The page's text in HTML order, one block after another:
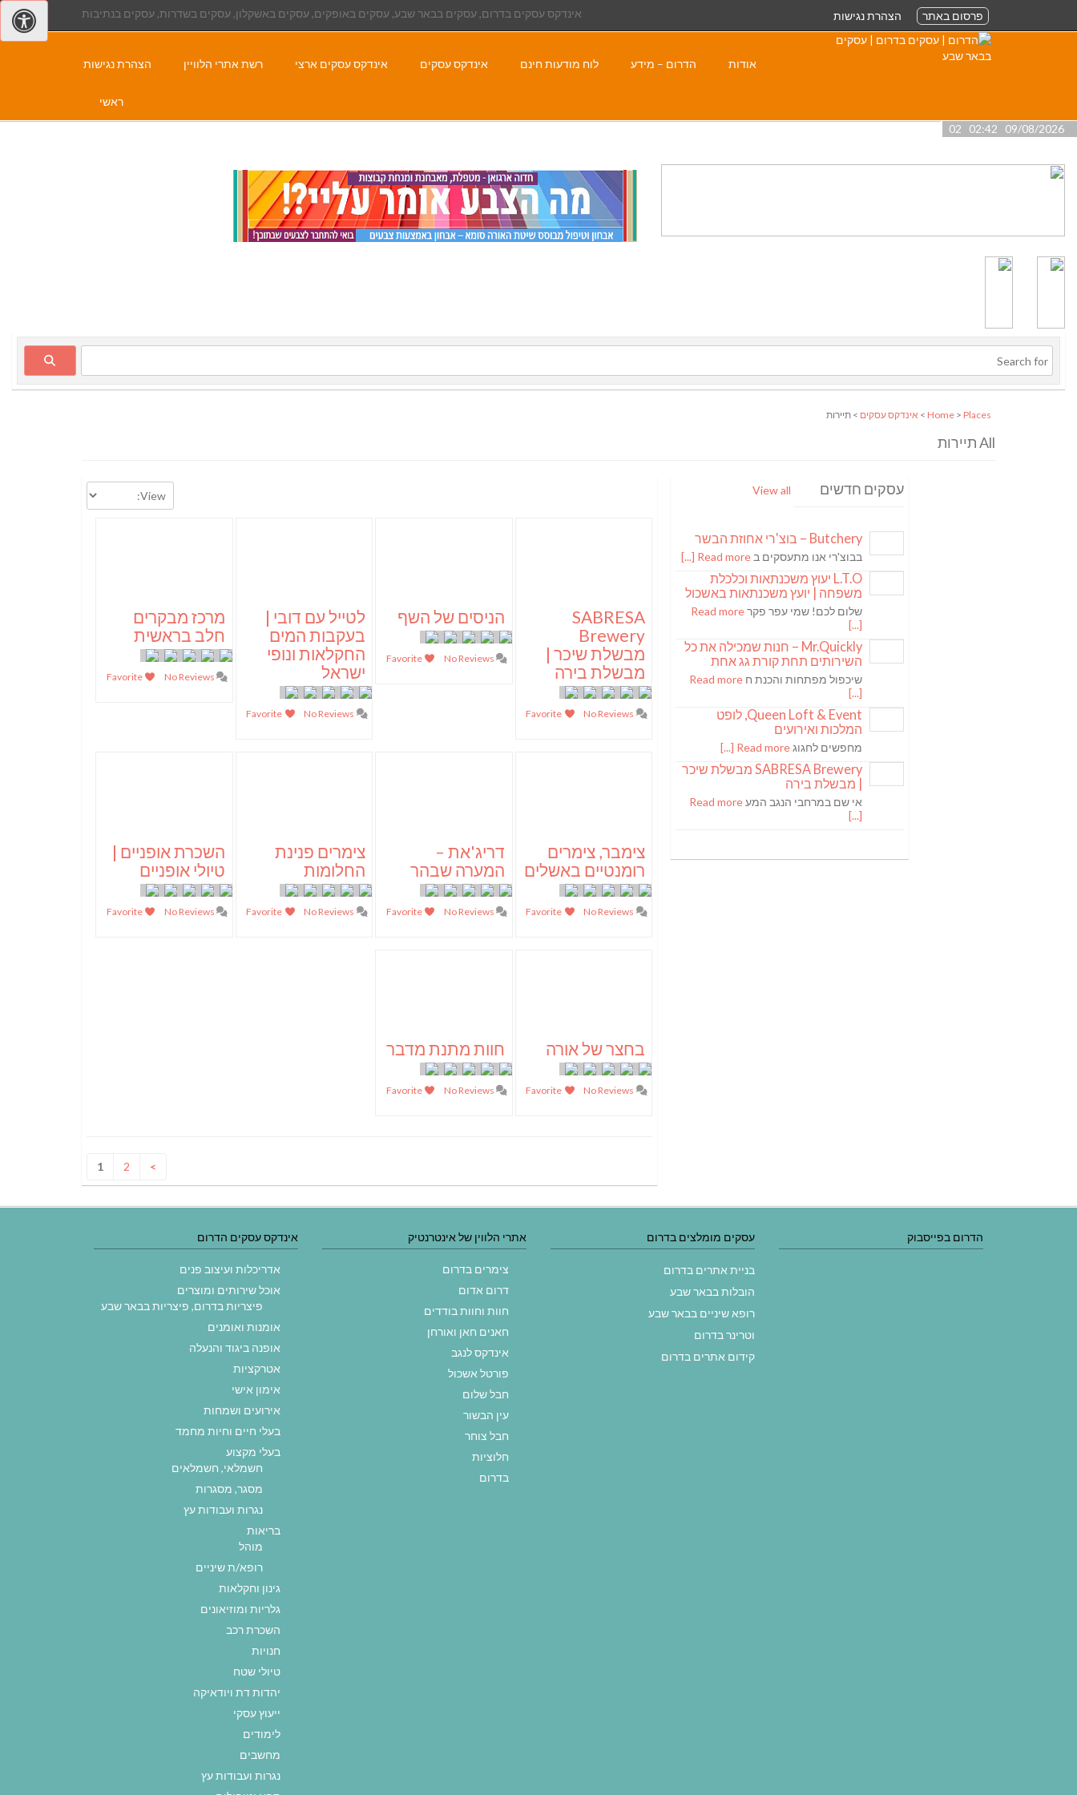
אינדקס עסקים בדרום, עסקים בבאר שבע, עסקים באופקים, עסקים באשקלון, עסקים בשדרות, עסקים בנתיבות פרסום באתר הצהרת נגישות
הצהרת נגישות רשת אתרי הלוויין אינדקס עסקים ארצי אינדקס עסקים לוח מודעות חינם הדרום – מידע אודות
ראשי
09/08/2026 02:42 02
Home > Places
> אינדקס עסקים > תיירות
All תיירות
SABRESA
Brewery
מבשלת שיכר |
מבשלת בירה
הניסים של השף
Favorite
לטייל עם דובי |
בעקבות המים
החקלאות ונופי
ישראל
מרכז מבקרים
חלב בראשית
Favorite
צימבר, צימרים
רומנטיים באשלים
דריג'את –
המערה שבהר
Favorite
צימרים פנינת
החלומות
השכרת אופניים |
טיולי אופניים
Favorite
בחצר של אורה חוות מתנת מדבר
Favorite
1 2 >
עסקים חדשים View all
Butchery – בוצ'רי אחוזת הבשר
בבוצ'רי אנו מתעסקים ב Read more [...]
L.T.O יעוץ משכנתאות וכלכלת
משפחה | יועץ משכנתאות באשכול
שלום לכם! שמי עפר פקרRead more
[...]
Mr.Quickly – חנות שמכילה את כל
השירותים תחת קורת גג אחת
שיכפול מפתחות והכנת ח Read more
[...]
Queen Loft & Event, לופט
המלכות ואירועים
מחפשים לחגוגRead more [...]
SABRESA Brewery מבשלת שיכר
| מבשלת בירה
אי שם במרחבי הנגב המעRead more
[...]
אינדקס עסקים הדרום
אדריכלות ועיצוב פנים
אוכל שירותים ומוצרים
פיצריות בדרום, פיצריות בבאר שבע
אומנות ואומנים
אופנה ביגוד והנעלה
אטרקציות
אימון אישי
אירועים ושמחות
בעלי חיים וחיות מחמד
בעלי מקצוע
חשמלאי, חשמלאים
מסגר, מסגרות
נגרות ועבודות עץ
בריאות
מוהל
רופא/ת שיניים
גינון וחקלאות
גלריות ומוזיאונים
השכרת רכב
חנויות
טיולי שטח
יהדות דת ויודאיקה
ייעוץ עסקי
לימודים
מחשבים
נגרות ועבודות עץ
אתרי הלווין של אינטרנטיק
צימרים בדרום
דרום אדום
חוות וחוות בודדים
חאנים חאן ואורחן
אינדקס לנגב
פורטל אשכול
חבל שלום
עין הבשור
חבל צוחר
חלוציות
בדרום
עסקים מומלצים בדרום
בניית אתרים בדרום
הובלות בבאר שבע
רופא שיניים בבאר שבע
וטרינר בדרום
קידום אתרים בדרום
הדרום בפייסבוק